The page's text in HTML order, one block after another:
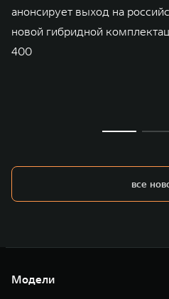
анонсирует выход на
новой гибридной
400
все
Модели